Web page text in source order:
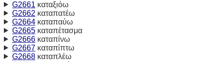
G2661 καταξιόω
G2662 καταπατέω
G2664καταπαύω
G2665καταπέτασμα
G2666καταπίνω
G2667καταπίπτω
G2668καταπλέω